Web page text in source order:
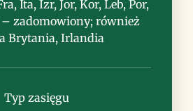
wydm nadmorskich,
i miejscami
podobnie jak karpobrot
acinaciformis;
Ita, Izr, Jor, Kor, Leb, Por,
– zadomowiony; również
Brytania, Irlandia
Typ zasięgu